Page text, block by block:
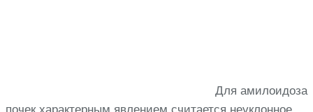
Для амилоидоза